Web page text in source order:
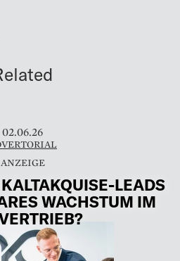
02.06.26
LEADS
WACHSTUM IM